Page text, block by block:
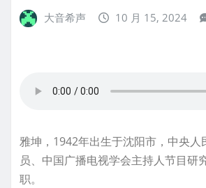
大音希声 10 月 15, 2024
雅坤，1942年出生于沈阳市，中央人
员、中国广播电视学会主持人节目研
职。